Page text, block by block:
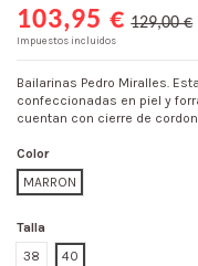
103,95 € 129,00 €
Impuestos incluidos
Bailarinas Pedro Miralles.
confeccionadas en piel y
cuentan con cierre de
Color
MARRON
Talla
38
40